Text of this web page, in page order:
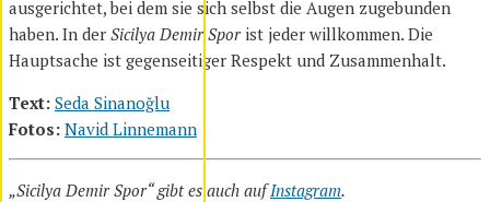
ausgerichtet, bei dem sie sich selbst die Augen zugebunden
haben. In der Sicilya Demir Sporist jeder willkommen. Die
Hauptsache ist gegenseitiger Respekt und Zusammenhalt.
Text: Seda Sinanoğlu
Fotos: Navid Linnemann
„Sicilya Demir Spor“ gibt es auch aufInstagram.